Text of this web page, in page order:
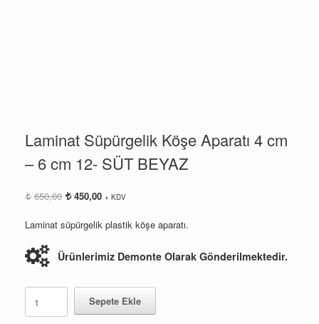
Laminat Süpürgelik Köşe Aparatı 4 cm
– 6 cm 12- SÜT BEYAZ
650,00 Orijinal
650,00.
450,00Şu
fiyat:
+ KDV
Laminat süpürgelik plastik köşe aparatı.
Ürünlerimiz Demonte Olarak Gönderilmektedir.
Laminat
Süpürgelik
Köşe
Sepete Ekle